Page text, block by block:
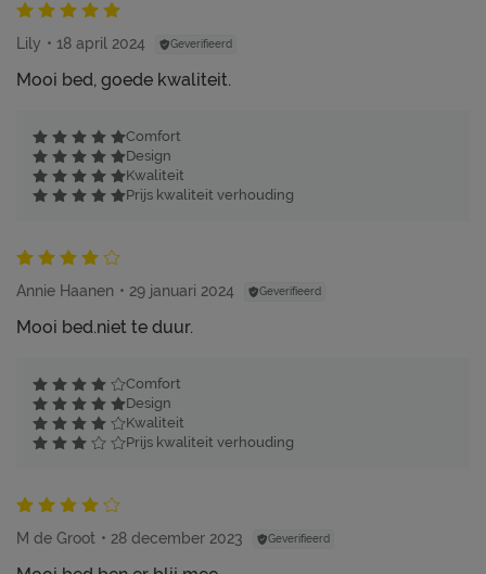
Lily 18 april 2024 Geverifieerd
Mooi bed, goede kwaliteit.
Comfort
Design
Kwaliteit
Prijs kwaliteit verhouding
Annie Haanen 29 januari 2024 Geverifieerd
Mooi bed.niet te duur.
Comfort
Design
Kwaliteit
Prijs kwaliteit verhouding
M de Groot 28 december 2023 Geverifieerd